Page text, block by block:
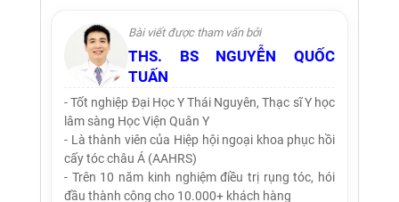
Bài viết được tham vấn bởi
THS. BS NGUYỄN QUỐC
TUẤN
- Tốt nghiệp Đại Học Y Thái Nguyên, Thạc sĩ Y học
lâm sàng Học Viện Quân Y
- Là thành viên của Hiệp hội ngoại khoa phục hồi
cấy tóc châu Á (AAHRS)
- Trên 10 năm kinh nghiệm điều trị rụng tóc, hói
đầu thành công cho 10.000+ khách hàng